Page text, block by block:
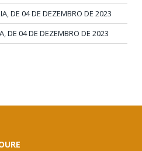
DE 04 DE DEZEMBRO DE 2023
DE 04 DE DEZEMBRO DE 2023